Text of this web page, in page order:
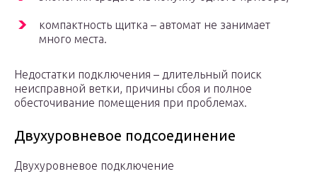
компактность щитка – автомат не занимает
много места.
Недостатки подключения – длительный поиск
неисправной ветки, причины сбоя и полное
обесточивание помещения при проблемах.
Двухуровневое подсоединение
Двухуровневое подключение